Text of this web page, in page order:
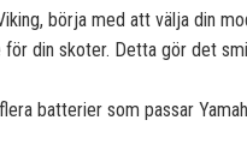
börja med att välja din
din skoter. Detta gör det
batterier som passar